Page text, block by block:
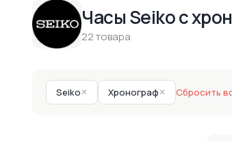
Часы Seiko с
22 товара
Seiko✕ Хронограф✕ Сбросить